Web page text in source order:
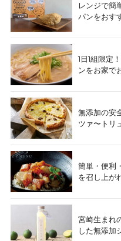
レンジで簡
パンをおすす
1日1組限定
ンをお家でお
無添加の安
ツァ〜トリ
簡単・便利
を召し上が
宮崎生まれ
した無添加